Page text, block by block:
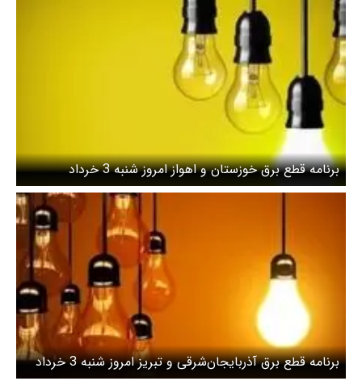
برنامه قطع برق خوزستان و اهواز امروز شنبه 3 خرداد
برنامه قطع برق آذربایجان‌شرقی و تبریز امروز شنبه 3 خرداد